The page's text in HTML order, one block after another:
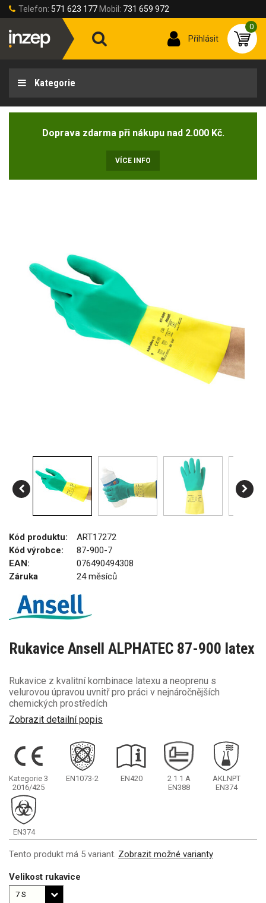
Telefon: 571 623 177 Mobil: 731 659 972
Přihlásit
0
Kategorie
Doprava zdarma při nákupu nad 2.000 Kč.
VÍCE INFO
Kód produktu:
ART17272
Kód výrobce:
87-900-7
EAN:
076490494308
Záruka
24 měsíců
Rukavice Ansell ALPHATEC 87-900 latex
Rukavice z kvalitní kombinace latexu a neoprenu s
velurovou úpravou uvnitř pro práci v nejnáročnějších
chemických prostředích
Zobrazit detailní popis
Kategorie 3
2016/425
EN1073-2 EN420 2 1 1 A
EN388
AKLNPT
EN374
EN374
Tento produkt má 5 variant. Zobrazit možné varianty
Velikost rukavice